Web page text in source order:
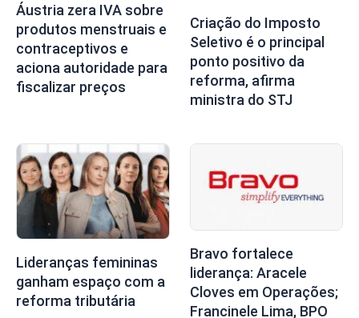
Áustria zera IVA sobre
produtos menstruais e
contraceptivos e
aciona autoridade para
fiscalizar preços
Criação do Imposto
Seletivo é o principal
ponto positivo da
reforma, afirma
ministra do STJ
Lideranças femininas
ganham espaço com a
reforma tributária
Bravo fortalece
liderança: Aracele
Cloves em Operações;
Francinele Lima, BPO